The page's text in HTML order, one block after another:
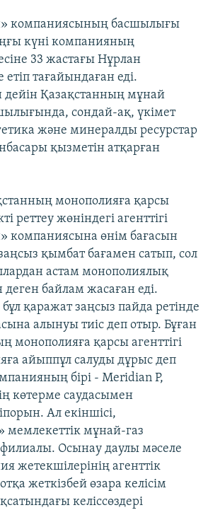
компаниясының басшылығы
күні компанияның
33 жастағы Нұрлан
тағайындаған еді.
дейін Қазақстанның мұнай
сондай-ақ, үкімет
және минералды ресурстар
қызметін атқарған
монополияға қарсы
реттеу жөніндегі агенттігі
компаниясына өнім бағасын
қымбат бағамен сатып, сол
астам монополиялық
деген байлам жасаған еді.
бұл қаражат заңсыз пайда ретінде
алынуы тиіс деп отыр. Бұған
монополияға қарсы агенттігі
айыппұл салуды дұрыс деп
бірі - Meridian P,
көтерме саудасымен
Ал екіншісі,
мемлекеттік мұнай-газ
Осынау даулы мәселе
жетекшілерінің агенттік
жеткізбей өзара келісім
келіссөздері